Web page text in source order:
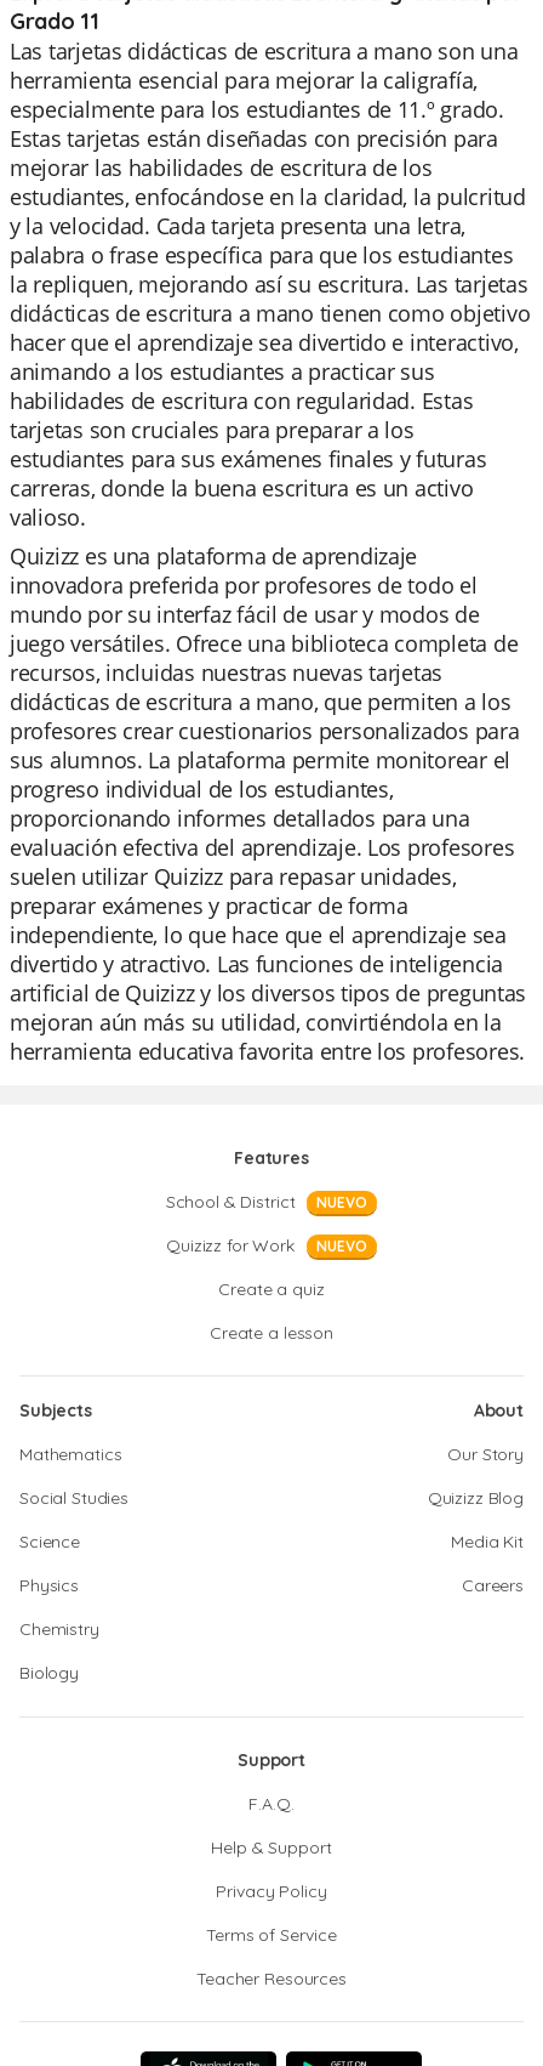
Grado 11
Las tarjetas didácticas de escritura a mano son una
herramienta esencial para mejorar la caligrafía,
especialmente para los estudiantes de 11.º grado.
Estas tarjetas están diseñadas con precisión para
mejorar las habilidades de escritura de los
estudiantes, enfocándose en la claridad, la pulcritud
y la velocidad. Cada tarjeta presenta una letra,
palabra o frase específica para que los estudiantes
la repliquen, mejorando así su escritura. Las tarjetas
didácticas de escritura a mano tienen como objetivo
hacer que el aprendizaje sea divertido e interactivo,
animando a los estudiantes a practicar sus
habilidades de escritura con regularidad. Estas
tarjetas son cruciales para preparar a los
estudiantes para sus exámenes finales y futuras
carreras, donde la buena escritura es un activo
valioso.
Quizizz es una plataforma de aprendizaje
innovadora preferida por profesores de todo el
mundo por su interfaz fácil de usar y modos de
juego versátiles. Ofrece una biblioteca completa de
recursos, incluidas nuestras nuevas tarjetas
didácticas de escritura a mano, que permiten a los
profesores crear cuestionarios personalizados para
sus alumnos. La plataforma permite monitorear el
progreso individual de los estudiantes,
proporcionando informes detallados para una
evaluación efectiva del aprendizaje. Los profesores
suelen utilizar Quizizz para repasar unidades,
preparar exámenes y practicar de forma
independiente, lo que hace que el aprendizaje sea
divertido y atractivo. Las funciones de inteligencia
artificial de Quizizz y los diversos tipos de preguntas
mejoran aún más su utilidad, convirtiéndola en la
herramienta educativa favorita entre los profesores.
Features
School & District
NUEVO
Quizizz for Work NUEVO
Create a quiz
Create a lesson
Subjects
Mathematics
Social Studies
Science
Physics
Chemistry
Biology
About
Our Story
Quizizz Blog
Media Kit
Careers
Support
F.A.Q.
Help & Support
Privacy Policy
Terms of Service
Teacher Resources